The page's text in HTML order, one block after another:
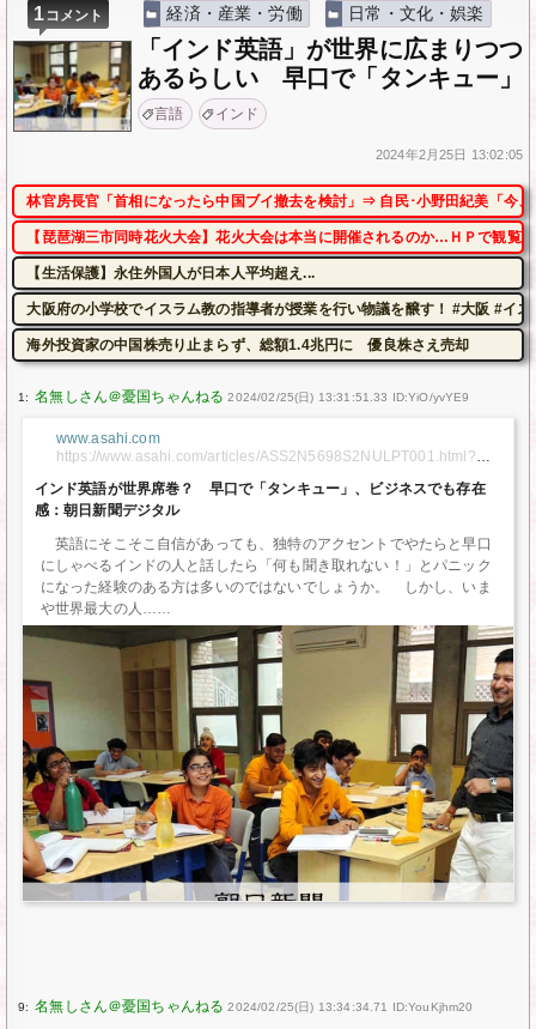
1コメント 経済・産業・労働 日常・文化・娯楽
「インド英語」が世界に広まりつつ
あるらしい 早口で「タンキュー」
言語 インド
2024年2月25日 13:02:05
林官房長官「首相になったら中国ブイ撤去を検討」⇒ 自民･小野田紀美「今
【琵琶湖三市同時花火大会】花火大会は本当に開催されるのか…ＨＰで観覧
【生活保護】永住外国人が日本人平均超え...
大阪府の小学校でイスラム教の指導者が授業を行い物議を醸す！ #大阪 #イ
海外投資家の中国株売り止まらず、総額1.4兆円に 優良株さえ売却
1: 2024/02/25(日) 13:31:51.33 ID:YiO/yvYE9
www.asahi.com
https://www.asahi.com/articles/ASS2N5698S2NULPT001.html?
インド英語が世界席巻？ 早口で「タンキュー」、ビジネスでも存在
感：朝日新聞デジタル
英語にそこそこ自信があっても、独特のアクセントでやたらと早口
にしゃべるインドの人と話したら「何も聞き取れない！」とパニック
になった経験のある方は多いのではないでしょうか。 しかし、いま
や世界最大の人…
9: 2024/02/25(日) 13:34:34.71 ID:YouKjhm20